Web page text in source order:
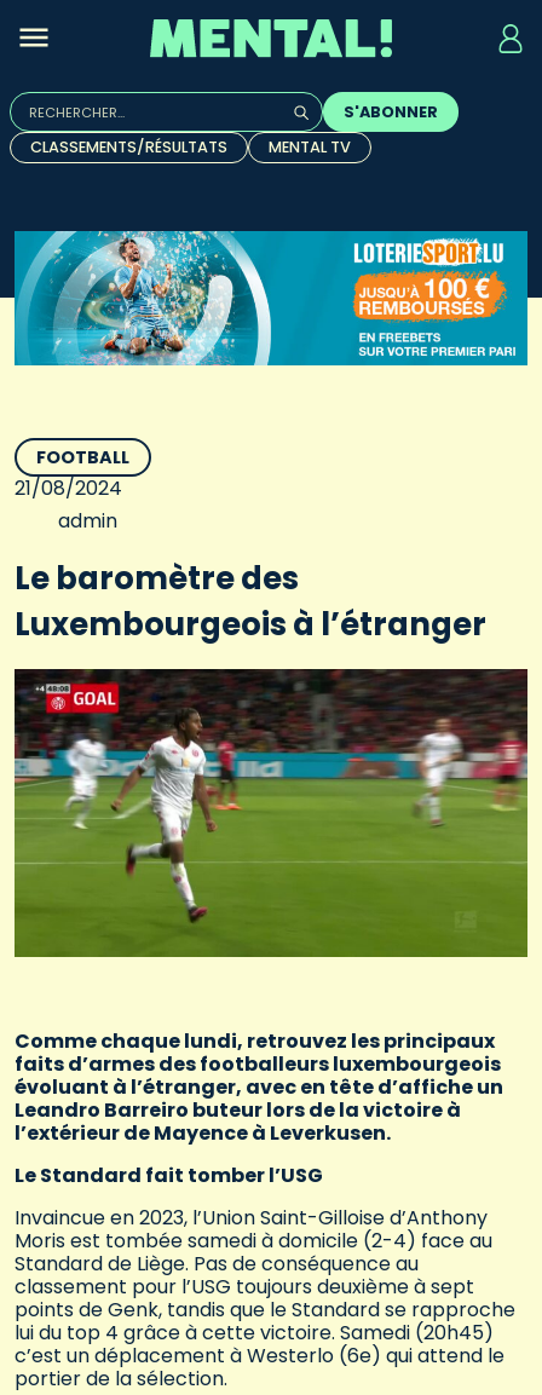
Rechercher :
Quand les résultats de l'auto-complétion sont
S'ABONNER
CLASSEMENTS/RÉSULTATS
MENTAL TV
FOOTBALL
21/08/2024
admin
Le baromètre des
Luxembourgeois à l’étranger
Comme chaque lundi, retrouvez les principaux
faits d’armes des footballeurs luxembourgeois
évoluant à l’étranger, avec en tête d’affiche un
Leandro Barreiro buteur lors de la victoire à
l’extérieur de Mayence à Leverkusen.
Le Standard fait tomber l’USG
Invaincue en 2023, l’Union Saint-Gilloise d’Anthony
Moris est tombée samedi à domicile (2-4) face au
Standard de Liège. Pas de conséquence au
classement pour l’USG toujours deuxième à sept
points de Genk, tandis que le Standard se rapproche
lui du top 4 grâce à cette victoire. Samedi (20h45)
c’est un déplacement à Westerlo (6e) qui attend le
portier de la sélection.